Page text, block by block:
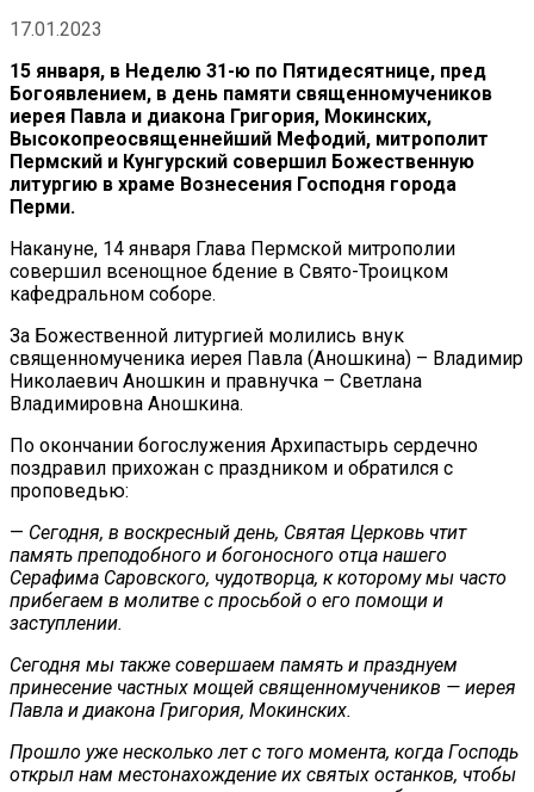
17.01.2023
15 января, в Неделю 31-ю по Пятидесятнице, пред
Богоявлением, в день памяти священномучеников
иерея Павла и диакона Григория, Мокинских,
Высокопреосвященнейший Мефодий, митрополит
Пермский и Кунгурский совершил Божественную
литургию в храме Вознесения Господня города
Перми.
Накануне, 14 января Глава Пермской митрополии
совершил всенощное бдение в Свято-Троицком
кафедральном соборе.
За Божественной литургией молились внук
священномученика иерея Павла (Аношкина) – Владимир
Николаевич Аношкин и правнучка – Светлана
Владимировна Аношкина.
По окончании богослужения Архипастырь сердечно
поздравил прихожан с праздником и обратился с
проповедью:
— Сегодня, в воскресный день, Святая Церковь чтит
память преподобного и богоносного отца нашего
Серафима Саровского, чудотворца, к которому мы часто
прибегаем в молитве с просьбой о его помощи и
заступлении.
Сегодня мы также совершаем память и празднуем
принесение частных мощей священномучеников — иерея
Павла и диакона Григория, Мокинских.
Прошло уже несколько лет с того момента, когда Господь
открыл нам местонахождение их святых останков, чтобы